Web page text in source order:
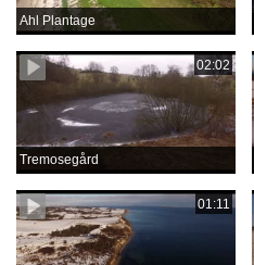
Ahl Plantage
02:02
Tremosegård
01:11